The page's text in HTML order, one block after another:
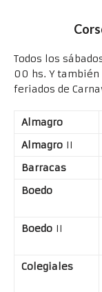
Todos los
00 hs. Y
feriados de
Almagro
Almagro II
Barracas
Boedo
Boedo II
Colegiales